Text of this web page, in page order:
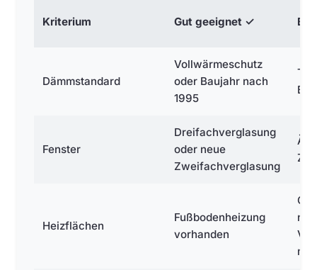
Kriterium Gut geeignet ✓
Dämmstandard
Vollwärmeschutz
oder Baujahr nach
1995
Fenster
Dreifachverglasung
oder neue
Zweifachverglasung
Heizflächen
Fußbodenheizung
vorhanden